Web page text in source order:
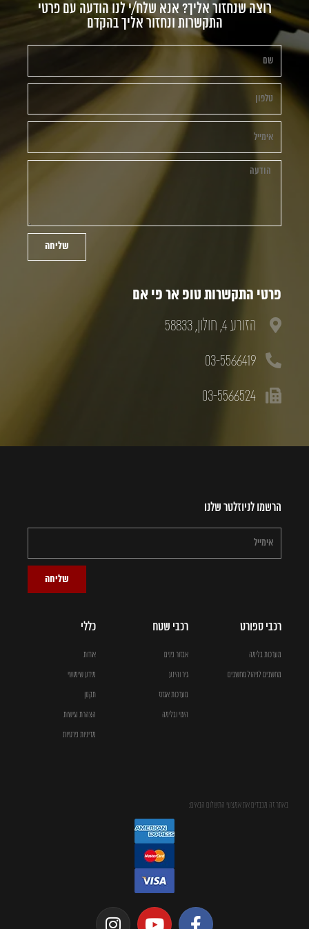
רוצה שנחזור אליך? אנא שלח/י לנו הודעה עם פרטי
התקשרות ונחזור אליך בהקדם
שליחה
פרטי התקשרות טופ אר פי אם
הזורע 4, חולון, 58833
03-5566419
03-5566524
הרשמו לניוזלטר שלנו
שליחה
רכבי ספורט
מערכות בלימה
מחשבים לניהול מחשבים
רכבי שטח
אבזור פנים
גיר והינע
מערכות אגזוז
היגוי ובלימה
כללי
אודות
מידע שימושי
תקנון
הצהרת נגישות
מדיניות פרטיות
באתר זה מכבדים את אמצעי התשלום הבאים: